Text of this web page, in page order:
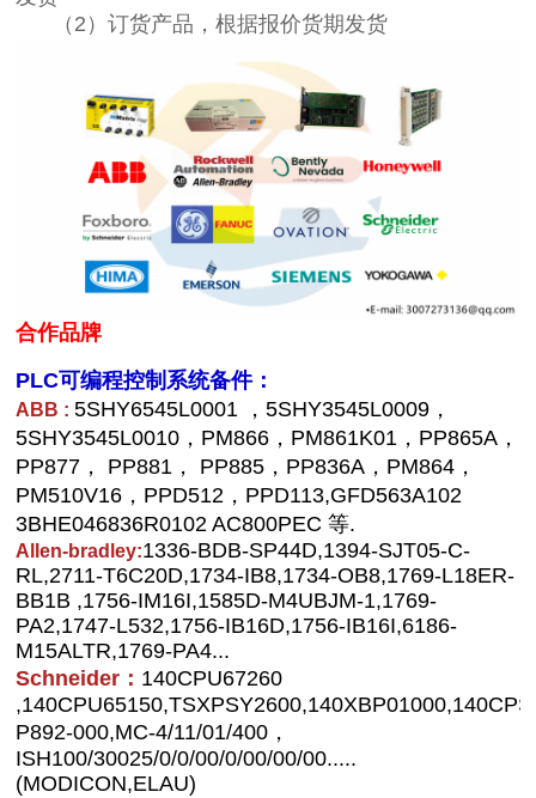
（2）订货产品，根据报价货期发货
合作品牌
PLC可编程控制系统备件：
ABB :5SHY6545L0001 ，5SHY3545L0009，
5SHY3545L0010，PM866，PM861K01，PP865A，
PP877， PP881， PP885，PP836A，PM864，
PM510V16，PPD512，PPD113,GFD563A102
3BHE046836R0102 AC800PEC 等.
Allen-bradley:1336-BDB-SP44D,1394-SJT05-C-
RL,2711-T6C20D,1734-IB8,1734-OB8,1769-L18ER-
BB1B ,1756-IM16I,1585D-M4UBJM-1,1769-
PA2,1747-L532,1756-IB16D,1756-IB16I,6186-
M15ALTR,1769-PA4...
Schneider： 140CPU67260
P892-000,MC-4/11/01/400，
ISH100/30025/0/0/00/0/00/00/00.....
(MODICON,ELAU)